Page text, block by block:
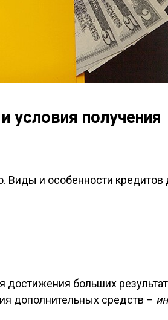
условия получения
Виды и особенности
достижения больших
дополнительных средств –